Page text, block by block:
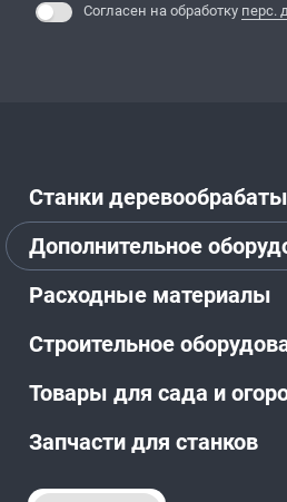
Станки
Дополнительное
Расходные материалы
Строительное
Товары для сада и
Запчасти для станков
Согласен на обработку перс.